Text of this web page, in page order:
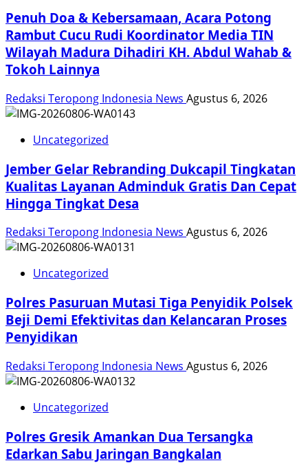
Penuh Doa & Kebersamaan, Acara Potong
Rambut Cucu Rudi Koordinator Media TIN
Wilayah Madura Dihadiri KH. Abdul Wahab &
Tokoh Lainnya
Redaksi Teropong Indonesia News Agustus 6, 2026
Uncategorized
Jember Gelar Rebranding Dukcapil Tingkatan
Kualitas Layanan Adminduk Gratis Dan Cepat
Hingga Tingkat Desa
Redaksi Teropong Indonesia News Agustus 6, 2026
Uncategorized
Polres Pasuruan Mutasi Tiga Penyidik Polsek
Beji Demi Efektivitas dan Kelancaran Proses
Penyidikan
Redaksi Teropong Indonesia News Agustus 6, 2026
Uncategorized
Polres Gresik Amankan Dua Tersangka
Edarkan Sabu Jaringan Bangkalan